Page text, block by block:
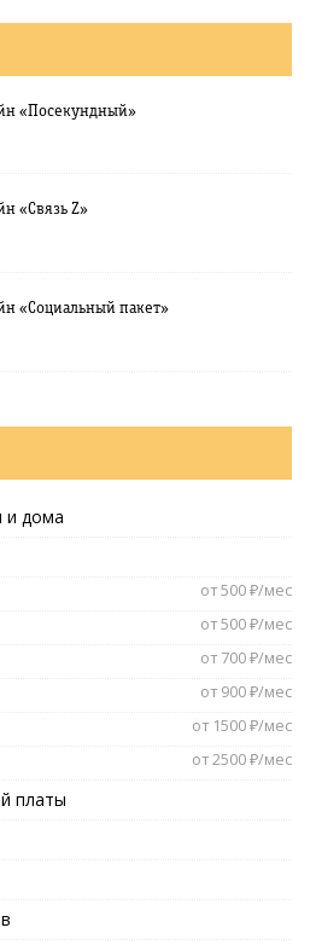
«Посекундный»
«Связь Z»
«Социальный пакет»
и дома
от 500 ₽/мес
от 500 ₽/мес
от 700 ₽/мес
от 900 ₽/мес
от 1500 ₽/мес
от 2500 ₽/мес
платы